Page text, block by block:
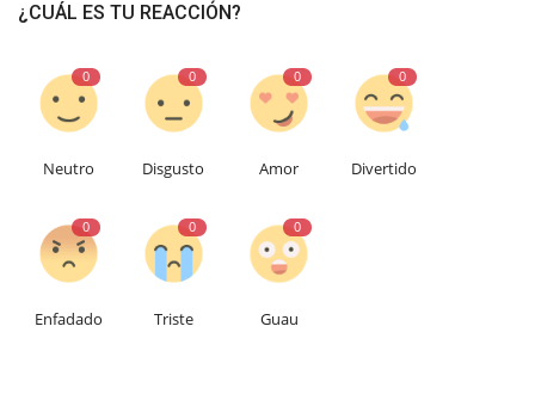
¿CUÁL ES TU REACCIÓN?
0
Neutro
0
Disgusto
0
Amor
0
Divertido
0
Enfadado
0
Triste
0
Guau